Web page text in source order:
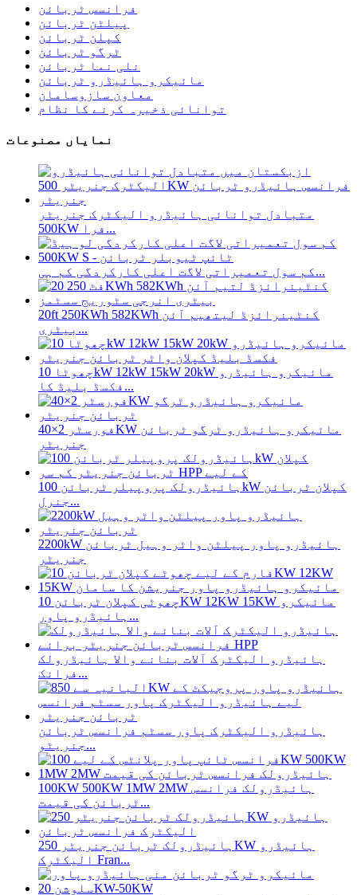
فرانسس ٹربائن
پیلٹن ٹربائن
کپلن ٹربائن
ٹرگو ٹربائن
نلی نما ٹربائن
مائیکرو ہائیڈرو ٹربائن
معاون سازوسامان
توانائی ذخیرہ کرنے کا نظام
نمایاں مصنوعات
متبادل توانائی ہائیڈرو الیکٹرک جنریٹر
500KW فرا...
کم سول تعمیراتی لاگت اعلی کارکردگی کم ہی...
20ft 250KWh 582KWh کنٹینرائزڈ لیتھیم آئن
بیٹری...
چھوٹا 10kW 12kW 15kW 20kW مائیکرو ہائیڈرو
فکسڈ بلیڈ کا...
فورسٹر 2×40KW مائیکرو ہائیڈرو ٹرگو ٹربائن
جنریٹر
ہائیڈرولک پروپیلر ٹربائن 100kW کپلان ٹربائن
جنرل...
2200kW ہائیڈرو پاور پیلٹن واٹر وہیل ٹربائن
جنریٹر
چھوٹی کپلان ٹربائن 10KW 12KW 15KW مائیکرو
ہائیڈرو پاور...
ہائیڈرو الیکٹرک آلات بنانے والا ہائیڈرولک
فرانک...
ہائیڈرو الیکٹرک پاور سسٹم فرانسس ٹربائن
جنریٹو...
100KW 500KW 1MW 2MW ہائیڈرولک فرانسس
ٹربائن کی قیمت...
ہائیڈرولک ٹربائن جنریٹر 250KW ہائیڈرو
الیکٹرک Fran...